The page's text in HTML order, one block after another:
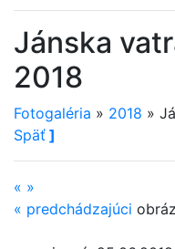
Jánska
2018
Fotogaléria » 2018 »
Späť ]
« »
« predchádzajúci